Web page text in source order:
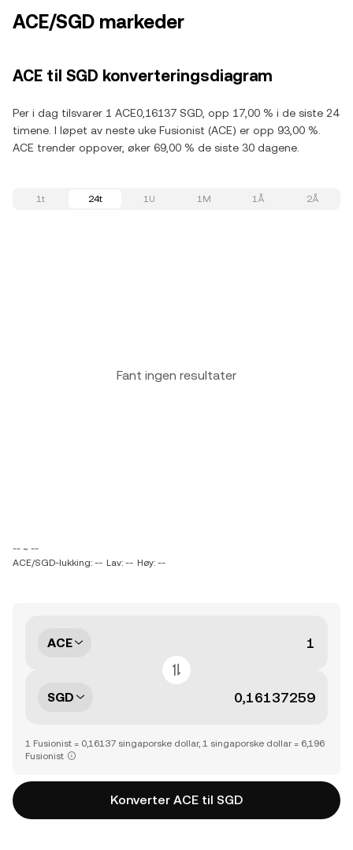
ACE/SGD markeder
ACE til SGD konverteringsdiagram
Per i dag tilsvarer 1 ACE0,16137 SGD, opp 17,00 % i de siste 24
timene. I løpet av neste uke Fusionist (ACE) er opp 93,00 %.
ACE trender oppover, øker 69,00 % de siste 30 dagene.
1t 24t 1U 1M 1Å 2Å
Fant ingen resultater
-- ~ --
ACE/SGD-lukking: -- Lav: -- Høy: --
ACE
SGD
1 Fusionist = 0,16137 singaporske dollar, 1 singaporske dollar = 6,196
Fusionist
Konverter ACE til SGD